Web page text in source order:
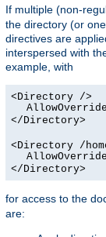
If multiple (non-
the directory (or
directives are
interspersed with
example, with
<Directory />
</Directory>
<Directory /
</Directory>
for access to the
are: